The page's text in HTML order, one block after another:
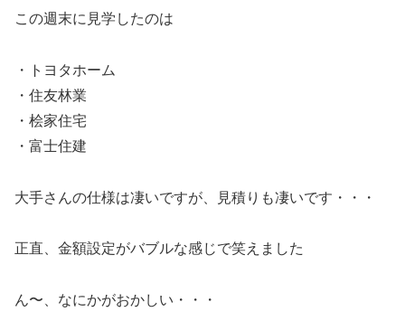
この週末に見学したのは
・トヨタホーム
・住友林業
・桧家住宅
・富士住建
大手さんの仕様は凄いですが、見積りも凄いです・・・
正直、金額設定がバブルな感じで笑えました
ん〜、なにかがおかしい・・・